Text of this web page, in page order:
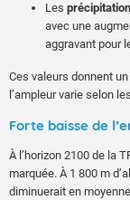
Les
avec une
aggravant pour
Ces valeurs donnent
l’ampleur varie selon
Forte baisse de
À l’horizon 2100 de la
marquée. À 1 800 m
diminuerait en